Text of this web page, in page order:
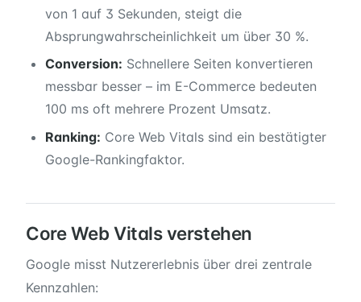
von 1 auf 3 Sekunden, steigt die
Absprungwahrscheinlichkeit um über 30 %.
Conversion: Schnellere Seiten konvertieren
messbar besser – im E-Commerce bedeuten
100 ms oft mehrere Prozent Umsatz.
Ranking: Core Web Vitals sind ein bestätigter
Google-Rankingfaktor.
Core Web Vitals verstehen
Google misst Nutzererlebnis über drei zentrale
Kennzahlen: